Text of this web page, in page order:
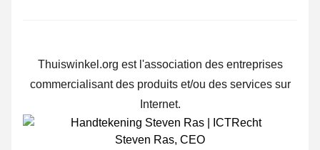
Thuiswinkel.org est l'association des entreprises
commercialisant des produits et/ou des services sur
Internet.
Steven Ras, CEO